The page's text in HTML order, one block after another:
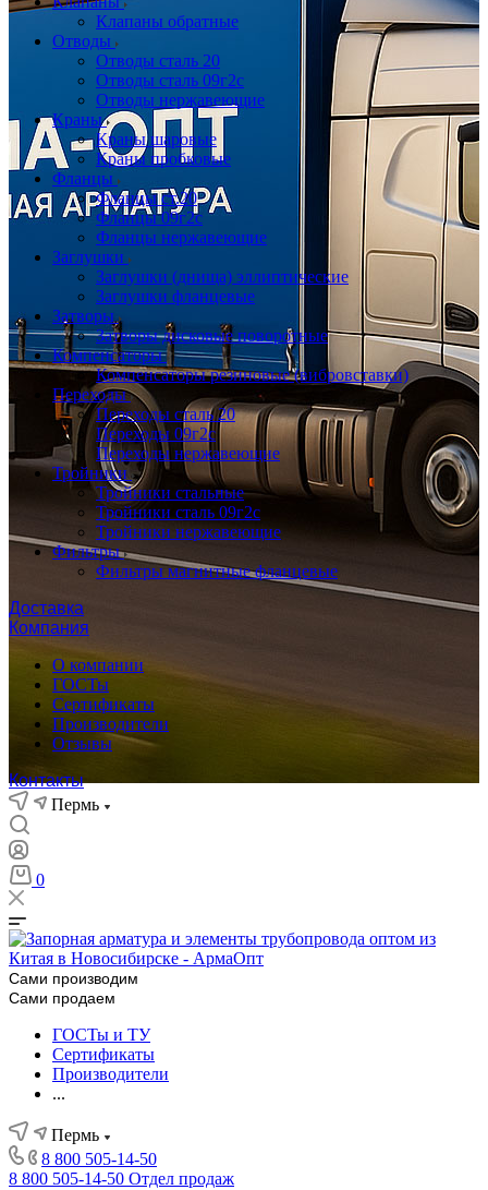
Клапаны обратные
Отводы
Отводы сталь 20
Отводы сталь 09г2с
Отводы нержавеющие
Краны
Краны шаровые
Краны пробковые
Фланцы
Фланцы ст.20
Фланцы 09г2с
Фланцы нержавеющие
Заглушки
Заглушки (днища) эллиптические
Заглушки фланцевые
Затворы
Затворы дисковые поворотные
Компенсаторы
Компенсаторы резиновые (вибровставки)
Переходы
Переходы сталь 20
Переходы 09г2с
Переходы нержавеющие
Тройники
Тройники стальные
Тройники сталь 09г2с
Тройники нержавеющие
Фильтры
Фильтры магнитные фланцевые
Доставка
Компания
О компании
ГОСТы
Сертификаты
Производители
Отзывы
Контакты
Пермь
0
Сами производим
Сами продаем
ГОСТы и ТУ
Сертификаты
Производители
...
Пермь
8 800 505-14-50
8 800 505-14-50 Отдел продаж